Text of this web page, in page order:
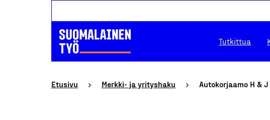
Tutkittua
Etusivu Merkki- ja yrityshaku Autokorjaamo H &